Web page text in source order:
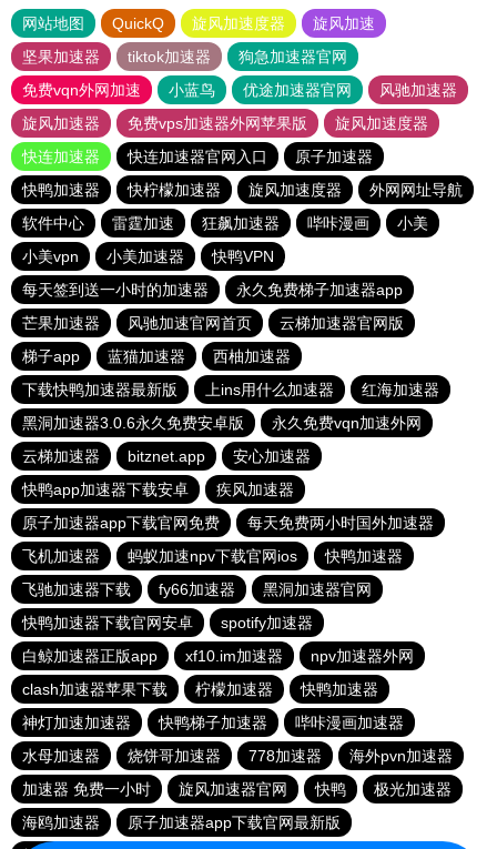
网站地图 QuickQ 旋风加速度器
旋风加速
坚果加速器
tiktok加速器
狗急加速器官网
免费vqn外网加速
小蓝鸟 优途加速器官网
风驰加速器
旋风加速器
免费vps加速器外网苹果版
旋风加速度器
快连加速器
快连加速器官网入口
原子加速器
快鸭加速器
快柠檬加速器 旋风加速度器
外网网址导航
软件中心
雷霆加速 狂飙加速器 哔咔漫画
小美
小美vpn
小美加速器
快鸭VPN
每天签到送一小时的加速器
永久免费梯子加速器app
芒果加速器
风驰加速官网首页
云梯加速器官网版
梯子app
蓝猫加速器
西柚加速器
下载快鸭加速器最新版
上ins用什么加速器
红海加速器
黑洞加速器3.0.6永久免费安卓版
永久免费vqn加速外网
云梯加速器
bitznet.app
安心加速器
快鸭app加速器下载安卓
疾风加速器
原子加速器app下载官网免费
每天免费两小时国外加速器
飞机加速器
蚂蚁加速npv下载官网ios
快鸭加速器
飞驰加速器下载
fy66加速器
黑洞加速器官网
快鸭加速器下载官网安卓
spotify加速器
白鲸加速器正版app
xf10.im加速器
npv加速器外网
clash加速器苹果下载
柠檬加速器
快鸭加速器
神灯加速加速器
快鸭梯子加速器
哔咔漫画加速器
水母加速器
烧饼哥加速器 778加速器
海外pvn加速器
加速器 免费一小时
旋风加速器官网 快鸭
极光加速器
海鸥加速器
原子加速器app下载官网最新版